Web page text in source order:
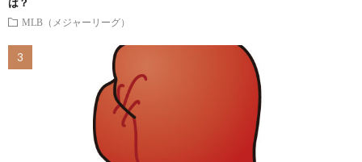
MLB（メジャーリーグ）